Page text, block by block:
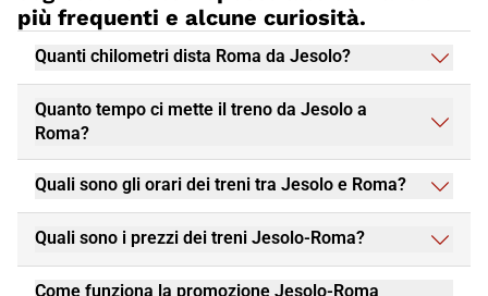
viaggio piacevole e conveniente.
più frequenti e alcune curiosità.
Quanti chilometri dista Roma da Jesolo?
Quanto tempo ci mette il treno da Jesolo a
Roma?
Quali sono gli orari dei treni tra Jesolo e Roma?
Quali sono i prezzi dei treni Jesolo-Roma?
Come funziona la promozione Jesolo-Roma